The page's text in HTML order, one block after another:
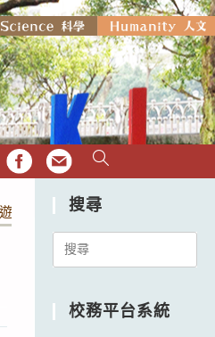
FB EMAIL
』遊程規劃競賽」
搜尋
Search
校務平台系統